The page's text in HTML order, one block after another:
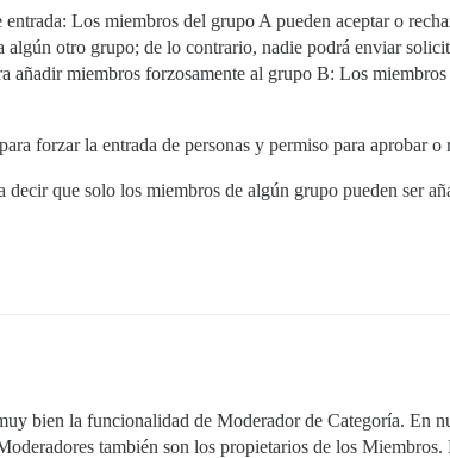
Los miembros del grupo A pueden aceptar o
otro grupo; de lo contrario, nadie podrá enviar
añadir miembros forzosamente al grupo B: Los
forzar la entrada de personas y permiso para aprobar o
decir que solo los miembros de algún grupo pueden ser
bien la funcionalidad de Moderador de Categoría. En
también son los propietarios de los